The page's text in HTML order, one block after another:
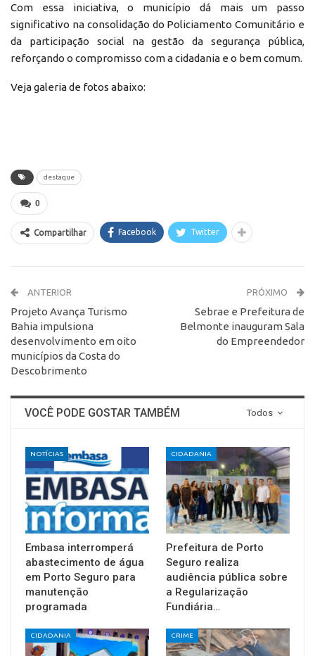
Com essa iniciativa, o município dá mais um passo
significativo na consolidação do Policiamento Comunitário e
da participação social na gestão da segurança pública,
reforçando o compromisso com a cidadania e o bem comum.
Veja galeria de fotos abaixo:
destaque
0
Compartilhar Facebook Twitter
ANTERIOR
Projeto Avança Turismo
Bahia impulsiona
desenvolvimento em oito
municípios da Costa do
Descobrimento
PRÓXIMO
Sebrae e Prefeitura de
Belmonte inauguram Sala
do Empreendedor
Todos
VOCÊ PODE GOSTAR TAMBÉM
NOTÍCIAS
Embasa interromperá
abastecimento de água
em Porto Seguro para
manutenção
programada
CIDADANIA
Prefeitura de Porto
Seguro realiza
audiência pública sobre
a Regularização
Fundiária…
CIDADANIA CRIME